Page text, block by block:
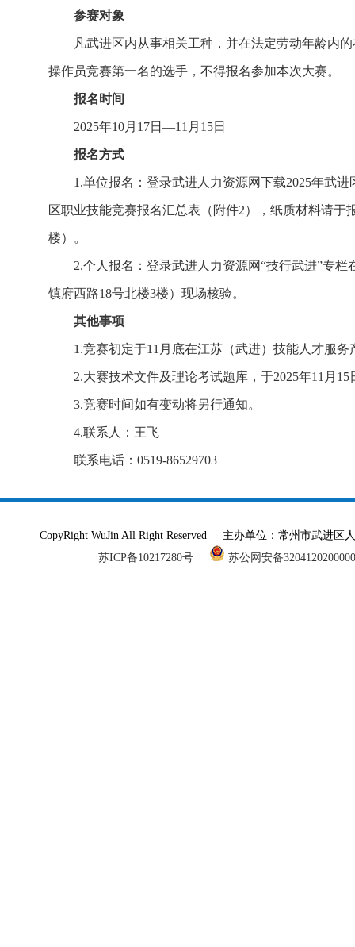
参赛对象
凡武进区内从事相关工种，并在法定劳动年龄内
操作员竞赛第一名的选手，不得报名参加本次大赛。
报名时间
2025年10月17日—11月15日
报名方式
1.单位报名：登录武进人力资源网下载2025年武
区职业技能竞赛报名汇总表（附件2），纸质材料请
楼）。
2.个人报名：登录武进人力资源网“技行武进”专
镇府西路18号北楼3楼）现场核验。
其他事项
1.竞赛初定于11月底在江苏（武进）技能人才服
2.大赛技术文件及理论考试题库，于2025年11月
3.竞赛时间如有变动将另行通知。
4.联系人：王飞
联系电话：0519-86529703
CopyRight WuJin All Right Reserved 主办单位：常州市武进
苏ICP备10217280号
苏公网安备